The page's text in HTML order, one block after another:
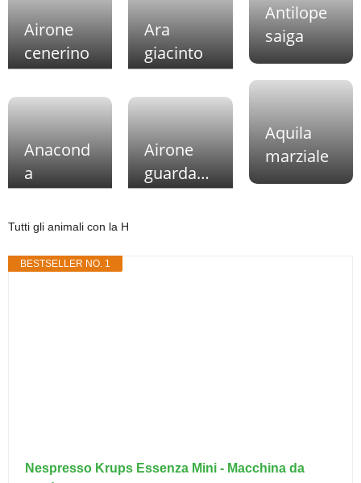
Airone
cenerino
Anacond
a
Ara
giacinto
Airone
guardabu
Antilope
saiga
Aquila
marziale
Tutti gli animali con la H
BESTSELLER NO. 1
Nespresso Krups Essenza Mini - Macchina da